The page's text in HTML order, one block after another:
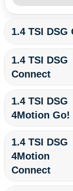
1.4 TSI DSG
1.4 TSI DSG
Connect
1.4 TSI DSG
4Motion Go!
1.4 TSI DSG
4Motion
Connect